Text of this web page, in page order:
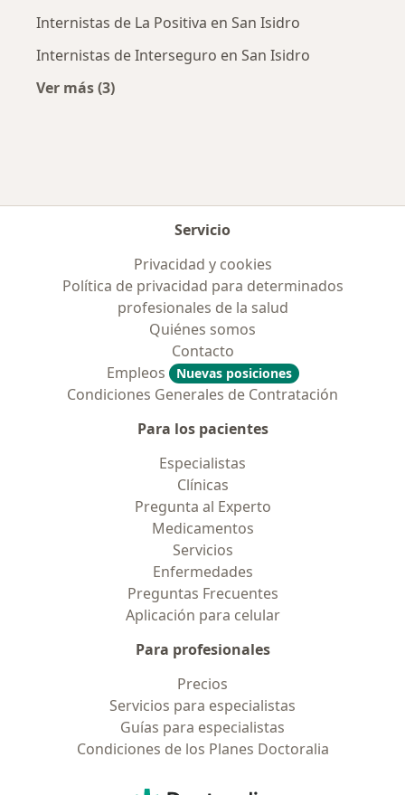
Internistas de La Positiva en San Isidro
Internistas de Interseguro en San Isidro
Ver más (3)
Servicio
Privacidad y cookies
Política de privacidad para determinados
profesionales de la salud
Quiénes somos
Contacto
Empleos
Nuevas posiciones
Condiciones Generales de Contratación
Para los pacientes
Especialistas
Clínicas
Pregunta al Experto
Medicamentos
Servicios
Enfermedades
Preguntas Frecuentes
Aplicación para celular
Para profesionales
Precios
Servicios para especialistas
Guías para especialistas
Condiciones de los Planes Doctoralia